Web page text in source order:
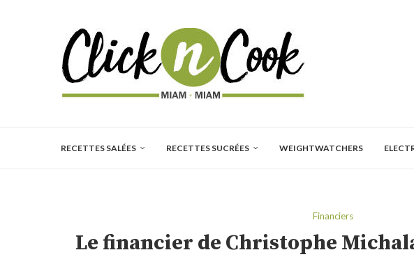
RECETTES SALÉES RECETTES SUCRÉES WEIGHTWATCHERS
Financiers
Le financier de Christophe